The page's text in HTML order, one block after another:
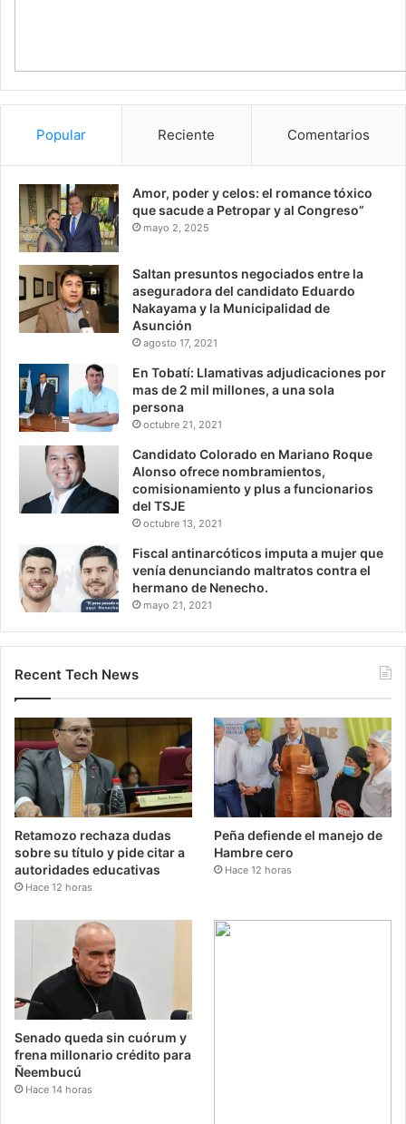
Popular Reciente Comentarios
Amor, poder y celos: el romance tóxico
que sacude a Petropar y al Congreso”
mayo 2, 2025
Saltan presuntos negociados entre la
aseguradora del candidato Eduardo
Nakayama y la Municipalidad de
Asunción
agosto 17, 2021
En Tobatí: Llamativas adjudicaciones por
mas de 2 mil millones, a una sola
persona
octubre 21, 2021
Candidato Colorado en Mariano Roque
Alonso ofrece nombramientos,
comisionamiento y plus a funcionarios
del TSJE
octubre 13, 2021
Fiscal antinarcóticos imputa a mujer que
venía denunciando maltratos contra el
hermano de Nenecho.
mayo 21, 2021
Recent Tech News
Retamozo rechaza dudas
sobre su título y pide citar a
autoridades educativas
Hace 12 horas
Peña defiende el manejo de
Hambre cero
Hace 12 horas
Senado queda sin cuórum y
frena millonario crédito para
Ñeembucú
Hace 14 horas